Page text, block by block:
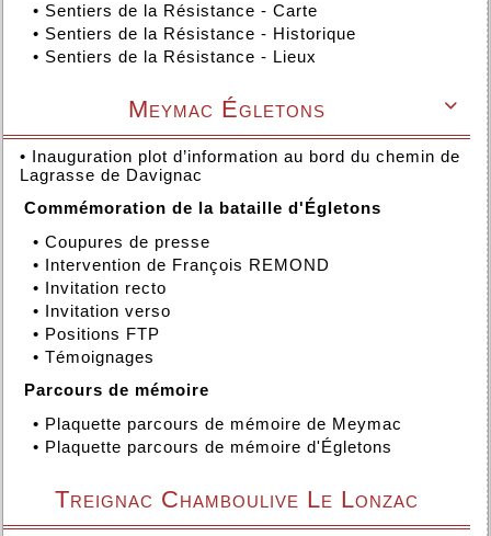
• Sentiers de la Résistance - Carte
• Sentiers de la Résistance - Historique
• Sentiers de la Résistance - Lieux

Meymac Égletons
• Inauguration plot d’information au bord du chemin de
Lagrasse de Davignac
Commémoration de la bataille d'Égletons
• Coupures de presse
• Intervention de François REMOND
• Invitation recto
• Invitation verso
• Positions FTP
• Témoignages
Parcours de mémoire
• Plaquette parcours de mémoire de Meymac
• Plaquette parcours de mémoire d'Égletons
Treignac Chamboulive Le Lonzac